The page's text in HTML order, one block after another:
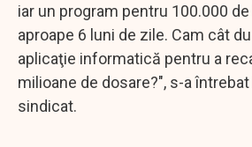
iar un program pentru 100.000
aproape 6 luni de zile. Cam cât
aplicaţie informatică pentru a
milioane de dosare?", s-a
sindicat.